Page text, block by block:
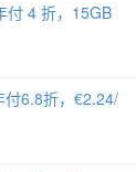
付 4 折，15GB
付6.8折，€2.24/